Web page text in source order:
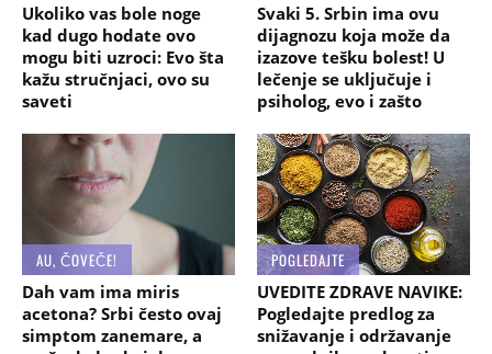
Ukoliko vas bole noge
kad dugo hodate ovo
mogu biti uzroci: Evo šta
kažu stručnjaci, ovo su
saveti
Svaki 5. Srbin ima ovu
dijagnozu koja može da
izazove tešku bolest! U
lečenje se uključuje i
psiholog, evo i zašto
AU, ČOVEČE!
Dah vam ima miris
acetona? Srbi često ovaj
simptom zanemare, a
POGLEDAJTE
UVEDITE ZDRAVE NAVIKE:
Pogledajte predlog za
snižavanje i održavanje